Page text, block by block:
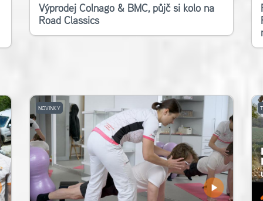
Výprodej Colnago & BMC, půjč si kolo na
Road Classics
NOVINKY